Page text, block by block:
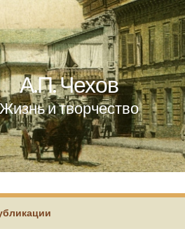
А.П. Чехов
и творчество